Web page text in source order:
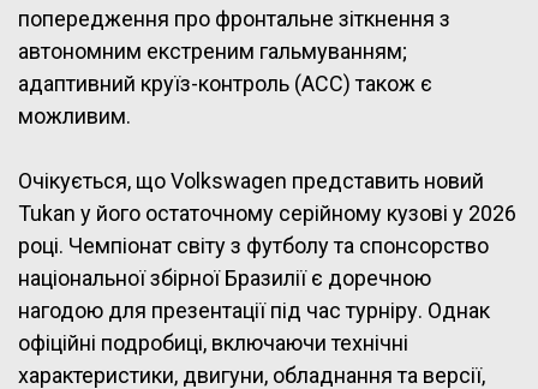
попередження про фронтальне зіткнення з
автономним екстреним гальмуванням;
адаптивний круїз-контроль (ACC) також є
можливим.
Очікується, що Volkswagen представить новий
Tukan у його остаточному серійному кузові у 2026
році. Чемпіонат світу з футболу та спонсорство
національної збірної Бразилії є доречною
нагодою для презентації під час турніру. Однак
офіційні подробиці, включаючи технічні
характеристики, двигуни, обладнання та версії,